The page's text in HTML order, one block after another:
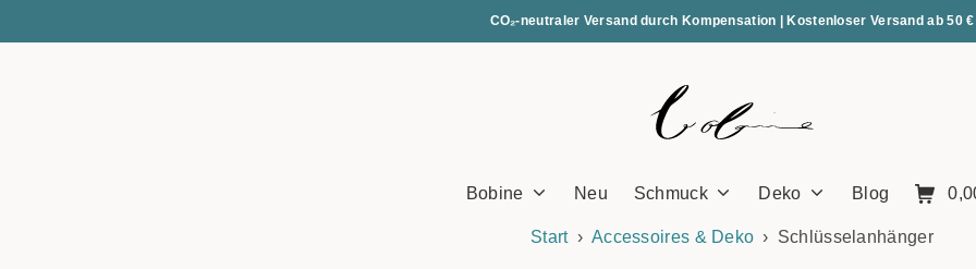
CO₂-neutraler Versand durch Kompensation | Kostenloser Versand ab 50 €
Bobine Neu Schmuck Deko Blog
Start Accessoires & Deko Schlüsselanhänger